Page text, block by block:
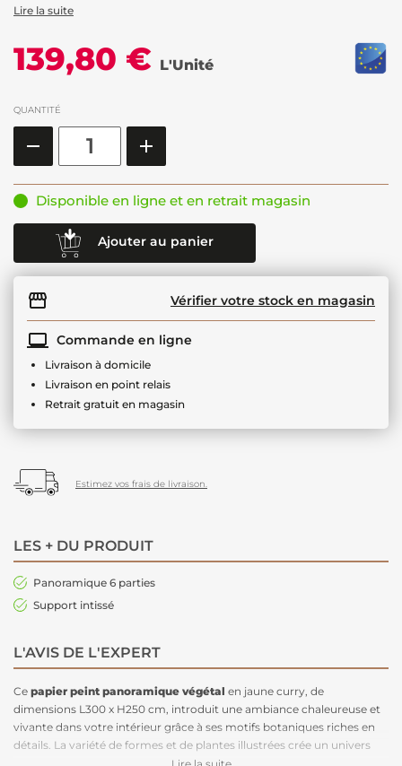
Lire la suite
139,80 € L'Unité
QUANTITÉ
Disponible en ligne et en retrait magasin
Ajouter au panier
Vérifier votre stock en magasin
Commande en ligne
Livraison à domicile
Livraison en point relais
Retrait gratuit en magasin
Estimez vos frais de livraison.
LES + DU PRODUIT
Panoramique 6 parties
Support intissé
L'AVIS DE L'EXPERT
Ce papier peint panoramique végétal en jaune curry, de
dimensions L300 x H250 cm, introduit une ambiance chaleureuse et
vivante dans votre intérieur grâce à ses motifs botaniques riches en
détails. La variété de formes et de plantes illustrées crée un univers
visuel captivant, une pépite murale ! Avec ses tons de jaune curry, ce